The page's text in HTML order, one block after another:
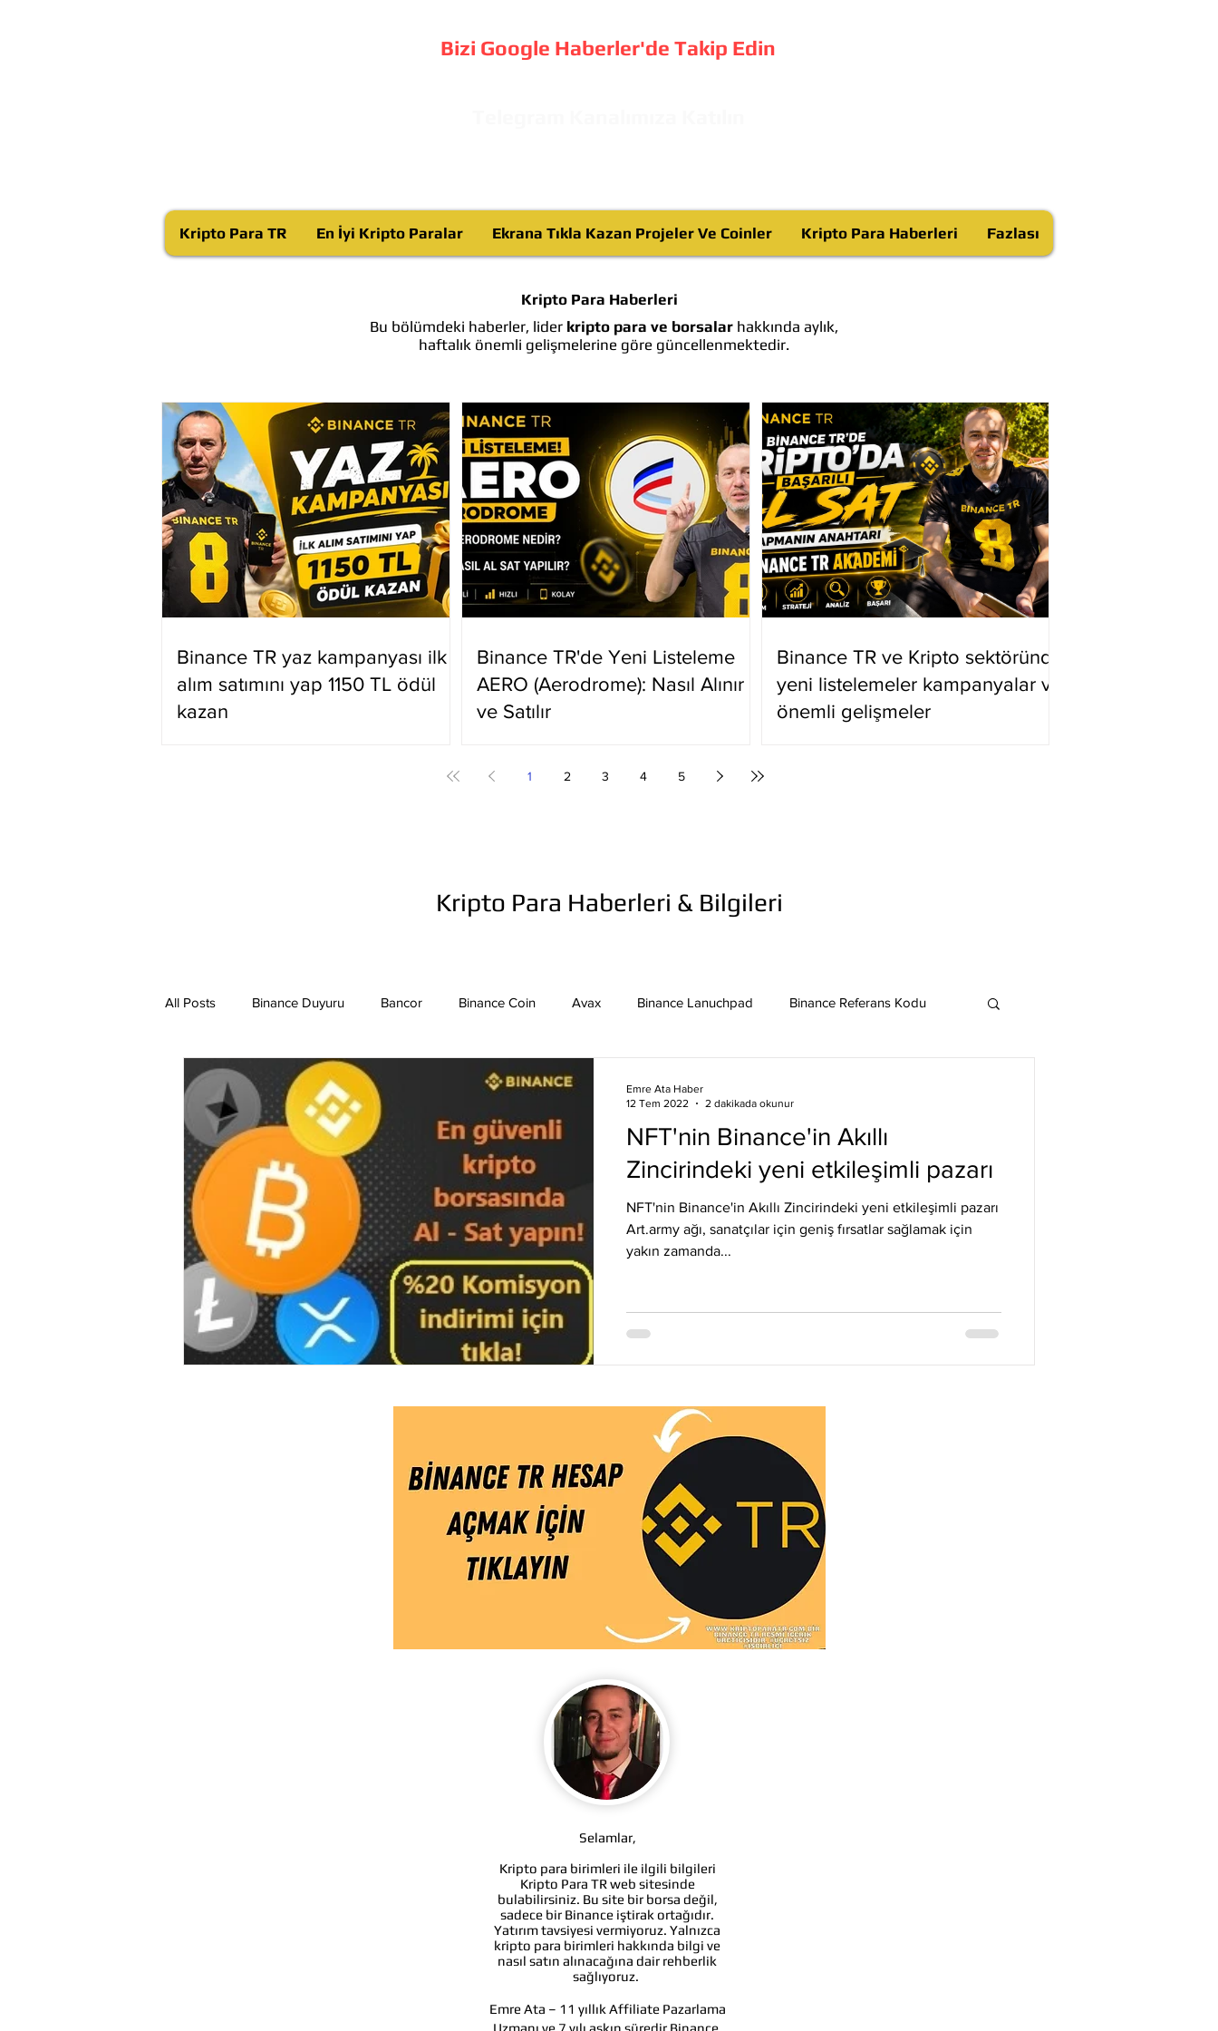
Bizi Google Haberler'de Takip Edin
Kripto Para TR En İyi Kripto Paralar Ekrana Tıkla Kazan Projeler Ve Coinler Kripto Para Haberleri Fazlası
Kripto Para Haberleri
Bu bölümdeki haberler, lider kripto para ve borsalarhakkında aylık,
haftalık önemli gelişmelerine göre güncellenmektedir.
Binance TR yaz kampanyası ilk
alım satımını yap 1150 TL ödül
kazan
Binance TR'de Yeni Listeleme
AERO (Aerodrome): Nasıl Alınır
ve Satılır
Binance TR ve Kripto sektöründe
yeni listelemeler kampanyalar ve
önemli gelişmeler
1 2 3 4 5
Kripto Para Haberleri & Bilgileri
All Posts Binance Duyuru Bancor Binance Coin Avax Binance Lanuchpad Binance Referans Kodu
Binance Taraftar Token Bitcoin Sv Binance Yeni Listeleme
Bittorent Coin Chiliz Cosmos Dogecoin Ethereum
Ethereum Classic Elrond Eos Kripto Para Haberleri Litecoin Monero
NFT'nin Binance'in Akıllı
Zincirindeki yeni etkileşimli pazarı
NFT'nin Binance'in Akıllı Zincirindeki yeni etkileşimli pazarı
Art.army ağı, sanatçılar için geniş fırsatlar sağlamak için
yakın zamanda...
Emre Ata Haber
12 Tem 2022
2 dakikada okunur
Selamlar,
Kripto para birimleri ile ilgili bilgileri
Kripto Para TR web sitesinde
bulabilirsiniz. Bu site bir borsa değil,
sadece bir Binance iştirak ortağıdır.
Yatırım tavsiyesi vermiyoruz. Yalnızca
kripto para birimleri hakkında bilgi ve
nasıl satın alınacağına dair rehberlik
sağlıyoruz.
Emre Ata – 11 yıllık Affiliate Pazarlama
Uzmanı ve 7 yılı aşkın süredir Binance,